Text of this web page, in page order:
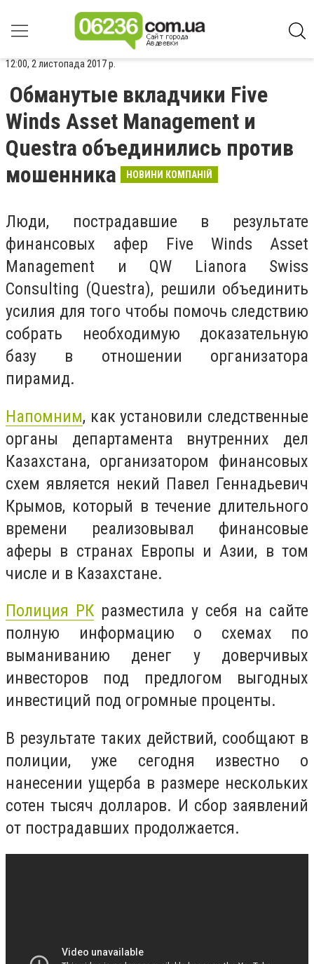
12:00, 2 листопада 2017 р.
Обманутые вкладчики Five
Winds Asset Management и
Questra объединились против
мошенника
НОВИНИ КОМПАНІЙ
Люди, пострадавшие в результате
финансовых афер Five Winds Asset
Management и QW Lianora Swiss
Consulting (Questra), решили объединить
усилия для того чтобы помочь следствию
собрать необходимую доказательную
базу в отношении организатора
пирамид.
Напомним, как установили следственные
органы департамента внутренних дел
Казахстана, организатором финансовых
схем является некий Павел Геннадьевич
Крымов, который в течение длительного
времени реализовывал финансовые
аферы в странах Европы и Азии, в том
числе и в Казахстане.
Полиция РК разместила у себя на сайте
полную информацию о схемах по
выманиванию денег у доверчивых
инвесторов под предлогом выгодных
инвестиций под огромные проценты.
В результате таких действий, сообщают в
полиции, уже сегодня известно о
нанесении ущерба в размере нескольких
сотен тысяч долларов. И сбор заявлений
от пострадавших продолжается.